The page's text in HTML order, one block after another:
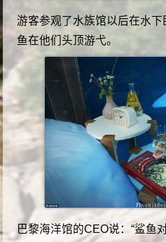
游客参观了水族馆以后在水
鱼在他们头顶游弋。
巴黎海洋馆的CEO说：“鲨鱼